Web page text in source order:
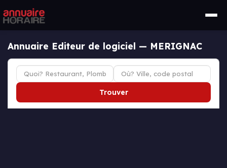
Annuaire Editeur de logiciel — MERIGNAC
Trouver